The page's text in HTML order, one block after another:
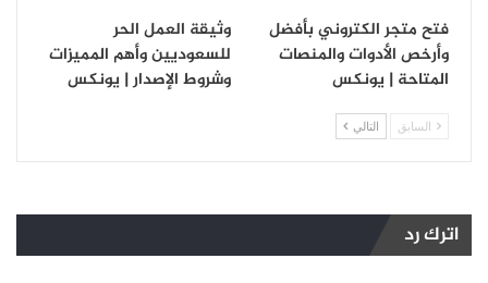
فتح متجر الكتروني بأفضل
وأرخص الأدوات والمنصات
المتاحة | يونكس
وثيقة العمل الحر
للسعوديين وأهم المميزات
وشروط الإصدار | يونكس
السابق التالي
اترك رد